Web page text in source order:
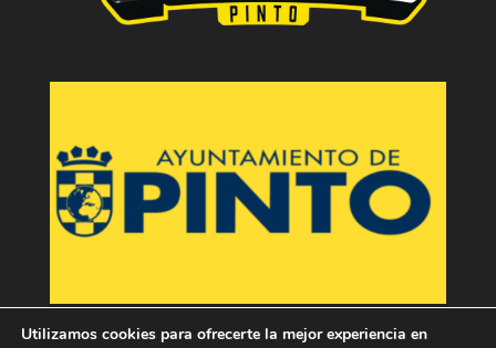
Utilizamos cookies para ofrecerte la mejor experiencia en